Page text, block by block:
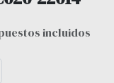
incluidos